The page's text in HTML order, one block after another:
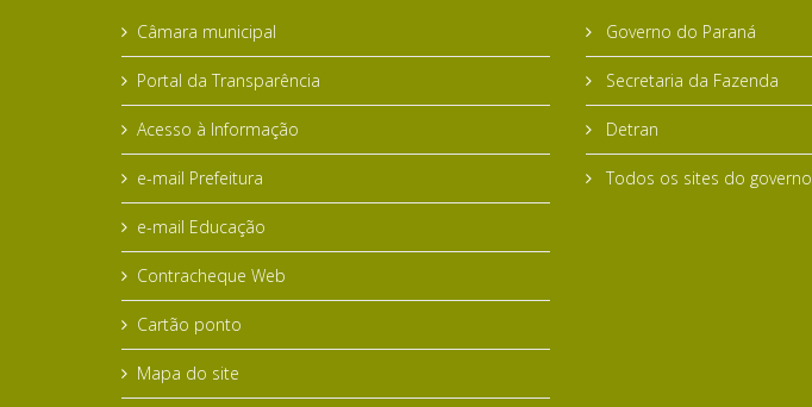
Câmara municipal
Portal da Transparência
Acesso à Informação
e-mail Prefeitura
e-mail Educação
Contracheque Web
Cartão ponto
Mapa do site
Governo do Paraná
Secretaria da Fazenda
Detran
Todos os sites do governo